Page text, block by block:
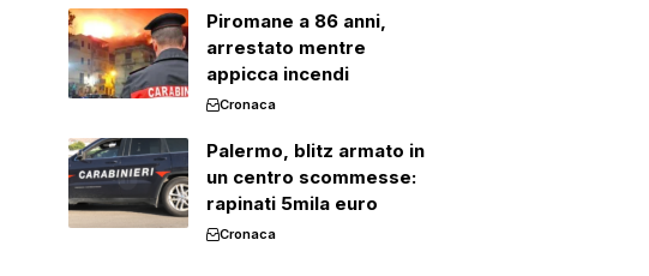
Piromane a 86 anni,
arrestato mentre
appicca incendi
Cronaca
Palermo, blitz armato in
un centro scommesse:
rapinati 5mila euro
Cronaca